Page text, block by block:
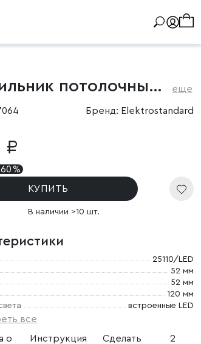
Светильник потолочный светодиодный Trio 8W 4000K черный еще
Бренд: Elektrostandard
₽
%
КУПИТЬ
В наличии >10 шт.
25110/LED
52 мм
52 мм
120 мм
встроенные LED
все
о
Инструкция
Сделать
2